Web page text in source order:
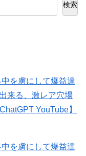
検索
を虜にして爆益達
来る、激レア穴場
YouTube】
を虜にして爆益達